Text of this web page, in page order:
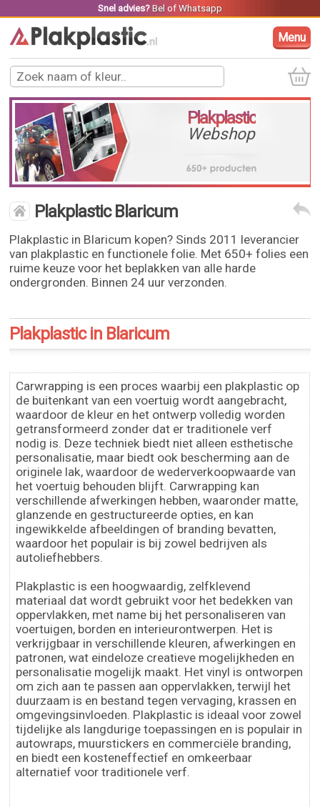
Snel advies? Belof Whatsapp
Menu
Plakplastic
Webshop
Plakplastic Blaricum
Plakplastic in Blaricum kopen? Sinds 2011 leverancier
van plakplastic en functionele folie. Met 650+ folies een
ruime keuze voor het beplakken van alle harde
ondergronden. Binnen 24 uur verzonden.
Plakplastic in Blaricum
Carwrapping is een proces waarbij een plakplastic op
de buitenkant van een voertuig wordt aangebracht,
waardoor de kleur en het ontwerp volledig worden
getransformeerd zonder dat er traditionele verf
nodig is. Deze techniek biedt niet alleen esthetische
personalisatie, maar biedt ook bescherming aan de
originele lak, waardoor de wederverkoopwaarde van
het voertuig behouden blijft. Carwrapping kan
verschillende afwerkingen hebben, waaronder matte,
glanzende en gestructureerde opties, en kan
ingewikkelde afbeeldingen of branding bevatten,
waardoor het populair is bij zowel bedrijven als
autoliefhebbers.
Plakplastic is een hoogwaardig, zelfklevend
materiaal dat wordt gebruikt voor het bedekken van
oppervlakken, met name bij het personaliseren van
voertuigen, borden en interieurontwerpen. Het is
verkrijgbaar in verschillende kleuren, afwerkingen en
patronen, wat eindeloze creatieve mogelijkheden en
personalisatie mogelijk maakt. Het vinyl is ontworpen
om zich aan te passen aan oppervlakken, terwijl het
duurzaam is en bestand tegen vervaging, krassen en
omgevingsinvloeden. Plakplastic is ideaal voor zowel
tijdelijke als langdurige toepassingen en is populair in
autowraps, muurstickers en commerciële branding,
en biedt een kosteneffectief en omkeerbaar
alternatief voor traditionele verf.